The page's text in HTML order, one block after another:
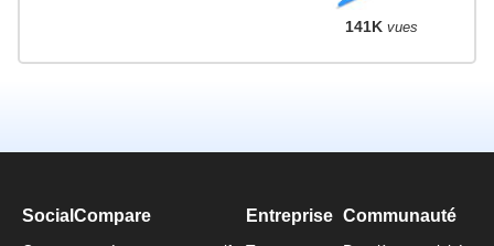
141K vues
SocialCompare Entreprise Communauté